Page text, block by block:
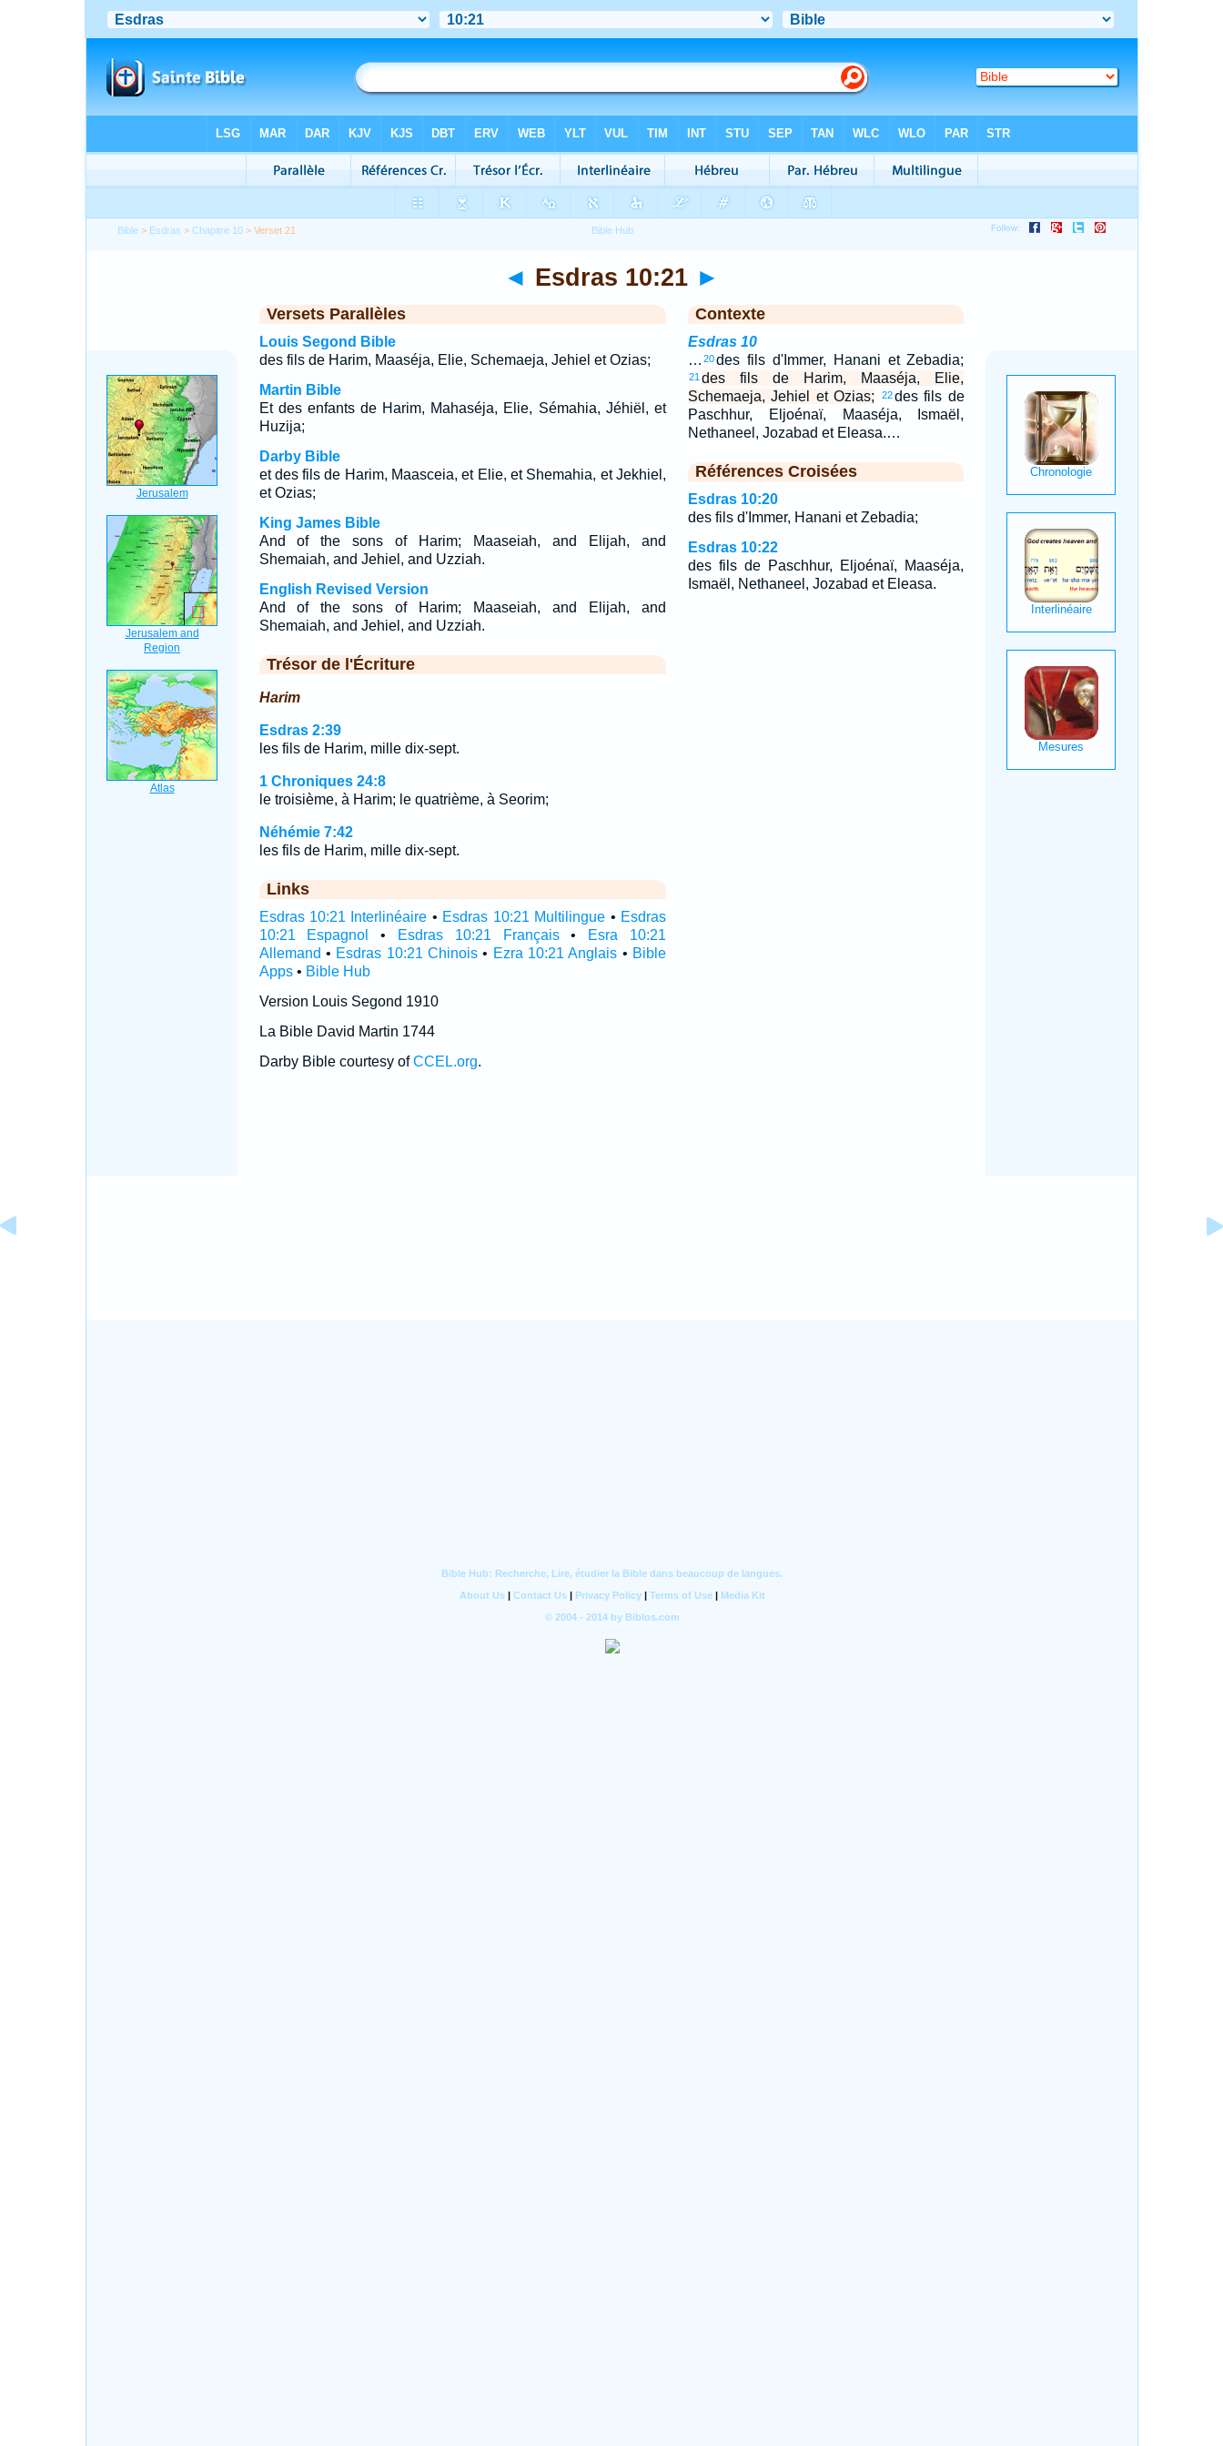
Bible > Esdras >Chapitre 10 > Verset 21
◄ Esdras 10:21 ►
Versets Parallèles
Louis Segond Bible
des fils de Harim, Maaséja, Elie, Schemaeja, Jehiel et Ozias;
Martin Bible
Et des enfants de Harim, Mahaséja, Elie, Sémahia, Jéhiël, et
Huzija;
Darby Bible
et des fils de Harim, Maasceia, et Elie, et Shemahia, et Jekhiel,
et Ozias;
King James Bible
And of the sons of Harim; Maaseiah, and Elijah, and
Shemaiah, and Jehiel, and Uzziah.
English Revised Version
And of the sons of Harim; Maaseiah, and Elijah, and
Shemaiah, and Jehiel, and Uzziah.
Trésor de l'Écriture
Harim
Esdras 2:39
les fils de Harim, mille dix-sept.
1 Chroniques 24:8
le troisième, à Harim; le quatrième, à Seorim;
Néhémie 7:42
les fils de Harim, mille dix-sept.
Links
Esdras 10:21 Interlinéaire • Esdras 10:21 Multilingue • Esdras
10:21 Espagnol
• Esdras 10:21 Français•
Esra 10:21
Allemand • Esdras 10:21 Chinois• Ezra 10:21 Anglais • Bible
Apps• Bible Hub
Version Louis Segond 1910
La Bible David Martin 1744
Darby Bible courtesy ofCCEL.org.
Contexte
Esdras 10
… 20des fils d'Immer, Hanani et Zebadia;
21 des fils de Harim, Maaséja, Elie,
Schemaeja, Jehiel et Ozias;
22des fils de
Paschhur, Eljoénaï, Maaséja, Ismaël,
Nethaneel, Jozabad et Eleasa.…
Références Croisées
Esdras 10:20
des fils d'Immer, Hanani et Zebadia;
Esdras 10:22
des fils de Paschhur, Eljoénaï, Maaséja,
Ismaël, Nethaneel, Jozabad et Eleasa.